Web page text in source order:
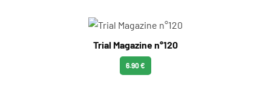
Trial Magazine n°120
6.90 €